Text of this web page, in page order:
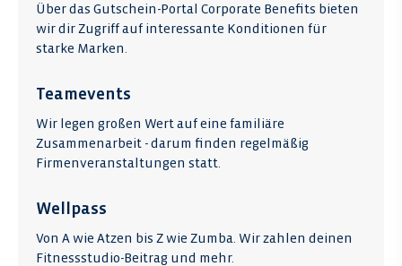
Über das Gutschein-Portal Corporate Benefits bieten
wir dir Zugriff auf interessante Konditionen für
starke Marken.
Teamevents
Wir legen großen Wert auf eine familiäre
Zusammenarbeit - darum finden regelmäßig
Firmenveranstaltungen statt.
Wellpass
Von A wie Atzen bis Z wie Zumba. Wir zahlen deinen
Fitnessstudio-Beitrag und mehr.